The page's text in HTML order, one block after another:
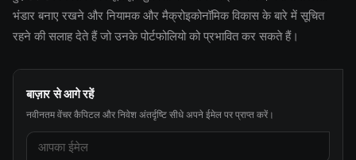
भंडार बनाए रखने और नियामक और मैक्रोइकोनॉमिक विकास के बारे में सूचित
रहने की सलाह देते हैं जो उनके पोर्टफोलियो को प्रभावित कर सकते हैं।
बाज़ार से आगे रहें
नवीनतम वेंचर कैपिटल और निवेश अंतर्दृष्टि सीधे अपने ईमेल पर प्राप्त करें।